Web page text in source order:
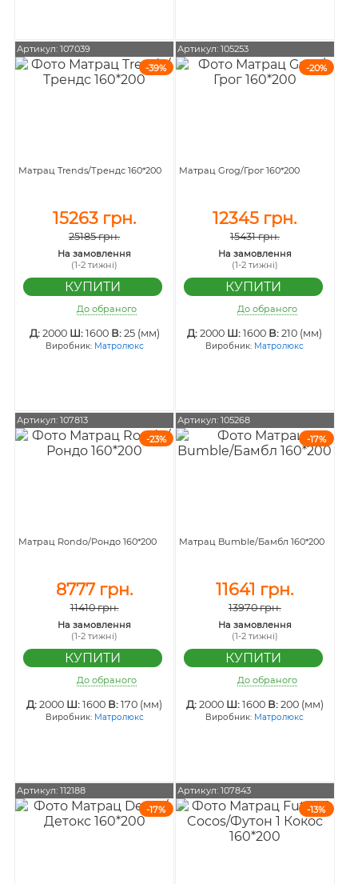
Артикул: 107039
-39%
Матрац Trends/Трендс 160*200
15263 грн.
25185 грн.
На замовлення
(1-2 тижні)
До обраного
Д: 2000Ш: 1600В: 25 (мм)
Виробник: Матролюкс
Артикул: 105253
-20%
Матрац Grog/Грог 160*200
12345 грн.
15431 грн.
На замовлення
(1-2 тижні)
До обраного
Д:2000 Ш:1600 В:210 (мм)
Виробник: Матролюкс
Артикул: 107813
-23%
Матрац Rondo/Рондо 160*200
8777 грн.
11410 грн.
На замовлення
(1-2 тижні)
До обраного
Д:2000 Ш:1600 В:170 (мм)
Виробник: Матролюкс
Артикул: 105268
-17%
Матрац Bumble/Бамбл 160*200
11641 грн.
13970 грн.
На замовлення
(1-2 тижні)
До обраного
Д: 2000Ш: 1600В: 200 (мм)
Виробник: Матролюкс
Артикул: 112188
-17%
Артикул: 107843
-13%